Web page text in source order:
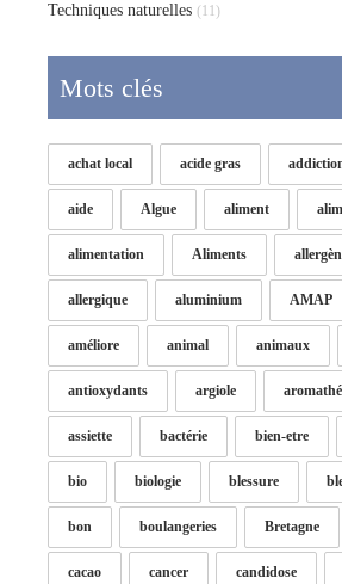
Techniques naturelles (11)
Mots clés
achat local acide gras
aide Algue aliment
alimentation Aliments
allergique aluminium AMAP
améliore animal animaux
antioxydants argiole
assiette bactérie bien-etre
bio biologie blessure
bon boulangeries Bretagne
cacao cancer candidose